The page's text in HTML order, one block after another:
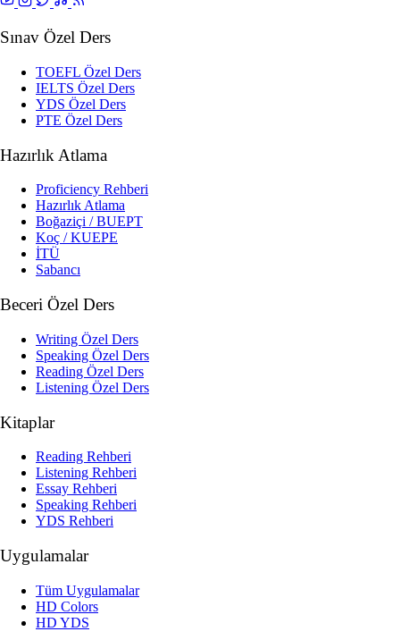
Sınav Özel Ders
TOEFL Özel Ders
IELTS Özel Ders
YDS Özel Ders
PTE Özel Ders
Hazırlık Atlama
Proficiency Rehberi
Hazırlık Atlama
Boğaziçi / BUEPT
Koç / KUEPE
İTÜ
Sabancı
Beceri Özel Ders
Writing Özel Ders
Speaking Özel Ders
Reading Özel Ders
Listening Özel Ders
Kitaplar
Reading Rehberi
Listening Rehberi
Essay Rehberi
Speaking Rehberi
YDS Rehberi
Uygulamalar
Tüm Uygulamalar
HD Colors
HD YDS